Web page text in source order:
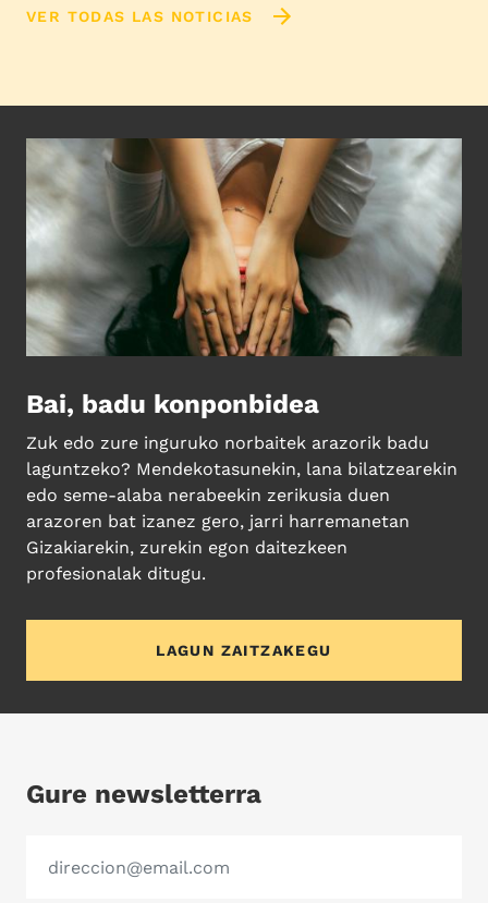
VER TODAS LAS NOTICIAS
Bai, badu konponbidea
Zuk edo zure inguruko norbaitek arazorik badu
laguntzeko? Mendekotasunekin, lana bilatzearekin
edo seme-alaba nerabeekin zerikusia duen
arazoren bat izanez gero, jarri harremanetan
Gizakiarekin, zurekin egon daitezkeen
profesionalak ditugu.
LAGUN ZAITZAKEGU
Gure newsletterra